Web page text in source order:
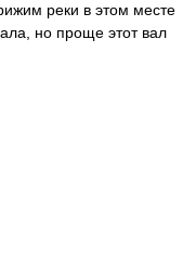
реки в этом месте
но проще этот вал